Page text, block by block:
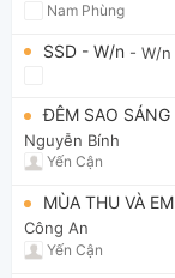
Nam Phùng
SSD - W/n - W/n
ĐÊM SAO SÁNG
Nguyễn Bính
Yến Cận
MÙA THU VÀ EM
Công An
Yến Cận